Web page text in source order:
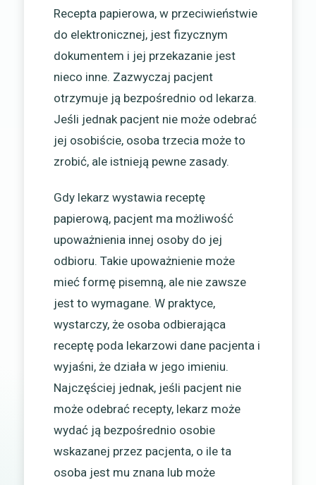
Recepta papierowa, w przeciwieństwie
do elektronicznej, jest fizycznym
dokumentem i jej przekazanie jest
nieco inne. Zazwyczaj pacjent
otrzymuje ją bezpośrednio od lekarza.
Jeśli jednak pacjent nie może odebrać
jej osobiście, osoba trzecia może to
zrobić, ale istnieją pewne zasady.
Gdy lekarz wystawia receptę
papierową, pacjent ma możliwość
upoważnienia innej osoby do jej
odbioru. Takie upoważnienie może
mieć formę pisemną, ale nie zawsze
jest to wymagane. W praktyce,
wystarczy, że osoba odbierająca
receptę poda lekarzowi dane pacjenta i
wyjaśni, że działa w jego imieniu.
Najczęściej jednak, jeśli pacjent nie
może odebrać recepty, lekarz może
wydać ją bezpośrednio osobie
wskazanej przez pacjenta, o ile ta
osoba jest mu znana lub może